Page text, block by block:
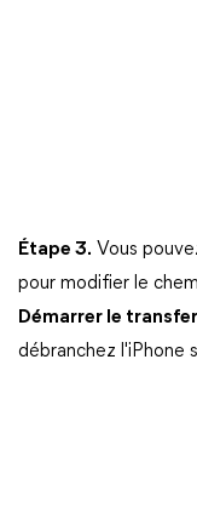
Étape 3. Vous
pour modifier le
Démarrer le
débranchez l'iPhone